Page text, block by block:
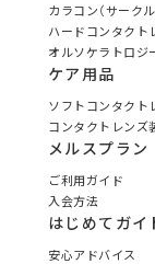
カラコン（サーク
ハードコンタクト
オルソケラトロジ
ケア用品
ソフトコンタクト
コンタクトレンズ
メルスプラン
ご利用ガイド
入会方法
はじめてガイ
安心アドバイス